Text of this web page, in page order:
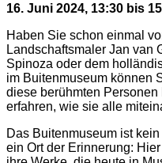
16. Juni 2024, 13:30 bis
Haben Sie schon einmal
Landschaftsmaler Jan van
Spinoza oder dem
im Buitenmuseum können
diese berühmten
erfahren, wie sie alle
Das Buitenmuseum ist
ein Ort der Erinnerung: